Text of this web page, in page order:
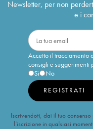
Newsletter, per non
e i
Accetto il tracciamento
consigli e suggerimenti
Sì
No
REGISTRATI
Iscrivendoti, dai il tuo consenso
l’iscrizione in qualsiasi